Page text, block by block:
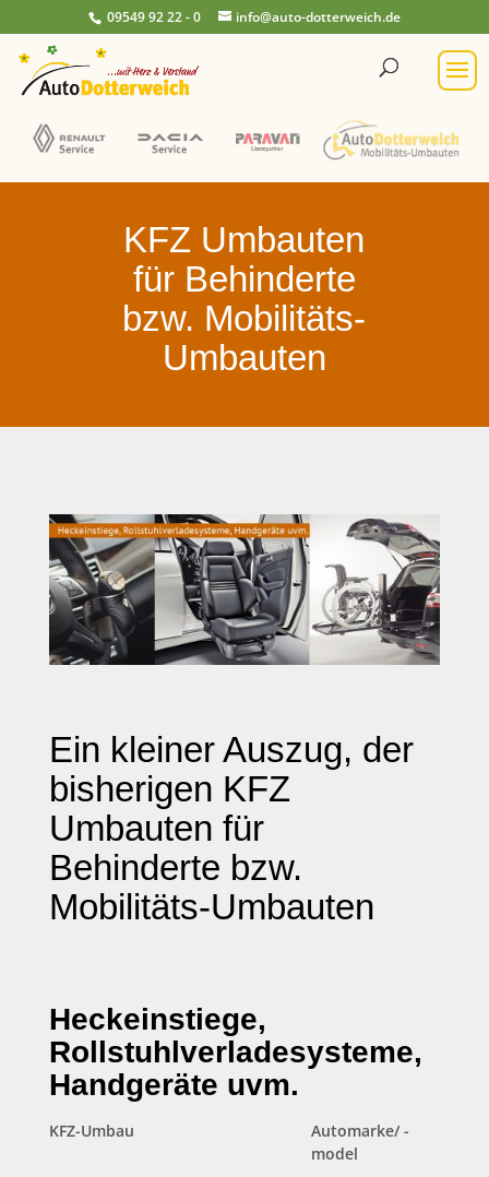
09549 92 22 - 0 info@auto-dotterweich.de
KFZ Umbauten
für Behinderte
bzw. Mobilitäts-
Umbauten
Ein kleiner Auszug, der
bisherigen KFZ
Umbauten für
Behinderte bzw.
Mobilitäts-Umbauten
Heckeinstiege,
Rollstuhlverladesysteme,
Handgeräte uvm.
KFZ-Umbau
Automarke/ -
model